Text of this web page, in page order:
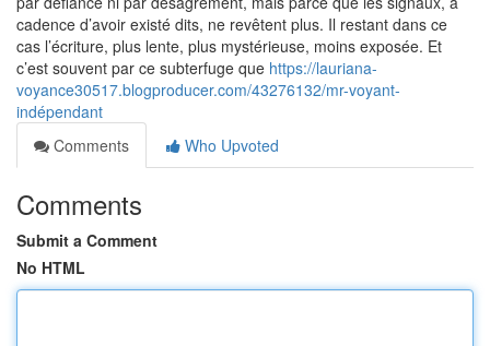
cadence d’avoir existé dits, ne revêtent plus. Il restant dans ce
cas l’écriture, plus lente, plus mystérieuse, moins exposée. Et
c’est souvent par ce subterfuge que https://lauriana-
voyance30517.blogproducer.com/43276132/mr-voyant-
indépendant
Comments
Who Upvoted
Comments
Submit a Comment
No HTML